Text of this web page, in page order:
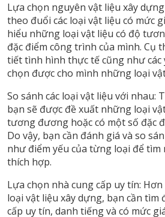
Lựa chọn nguyên vật liệu xây
theo đuổi các loại vật liệu có mức
hiểu những loại vật liệu có độ
đặc điểm công trình của mình. Cụ
tiết tình hình thực tế cũng như các
chọn được cho mình những loại
So sánh các loại vật liệu với nhau:
bạn sẽ được đề xuất những loại
tương đương hoặc có một số đặc
Do vậy, bạn cần đánh giá và so
như điểm yếu của từng loại để
thích hợp.
Lựa chọn nhà cung cấp uy tín:
loại vật liệu xây dựng, bạn cần tìm
cấp uy tín, danh tiếng và có mức